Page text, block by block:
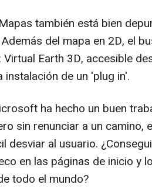
también está bien
del mapa en 2D, el
Earth 3D, accesible
instalación de un 'plug in'.
ha hecho un buen
sin renunciar a un camino,
desviar al usuario.
en las páginas de inicio y
todo el mundo?